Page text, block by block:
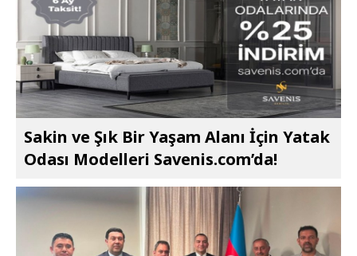
Sakin ve Şık Bir Yaşam Alanı İçin Yatak
Odası Modelleri Savenis.com’da!